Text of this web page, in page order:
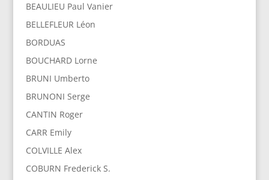
BEAULIEU Paul Vanier
BELLEFLEUR Léon
BORDUAS
BOUCHARD Lorne
BRUNI Umberto
BRUNONI Serge
CANTIN Roger
CARR Emily
COLVILLE Alex
COBURN Frederick S.